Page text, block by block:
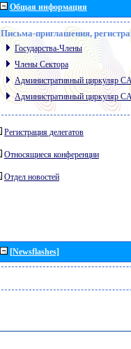
Общая информация
Письма-приглашения,
Государства-Члены
Члены Сектора
Административный циркуляр
Административный циркуляр
Регистрация делегатов
Относящиеся конференции
Отдел новостей
[Newsflashes]